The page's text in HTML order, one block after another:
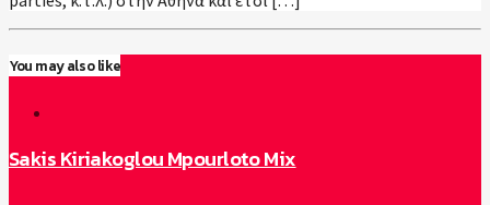
You may also like
Sakis Kiriakoglou Mpourloto Mix